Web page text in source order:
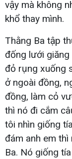
vậy mà không
khổ thay mình.
Thằng Ba tập
đống lưới giăng
đỏ rụng xuống
ở ngoài đồng,
đồng, làm cỏ
thì nó đi cắm
tôi nhìn giống
đám anh em
Ba. Nó giống